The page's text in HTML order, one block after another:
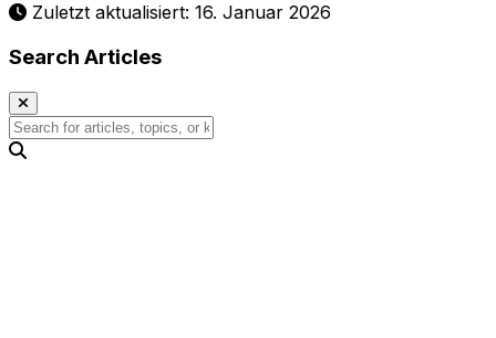
Zuletzt aktualisiert: 16. Januar 2026
Search Articles